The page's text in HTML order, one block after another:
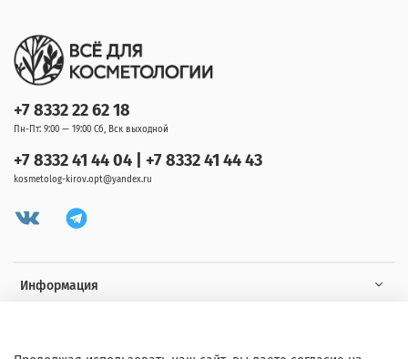
Информация
+7 8332 22 62 18
Пн-Пт: 9:00 — 19:00 Сб, Вск выходной
+7 8332 41 44 04 | +7 8332 41 44 43
kosmetolog-kirov.opt@yandex.ru